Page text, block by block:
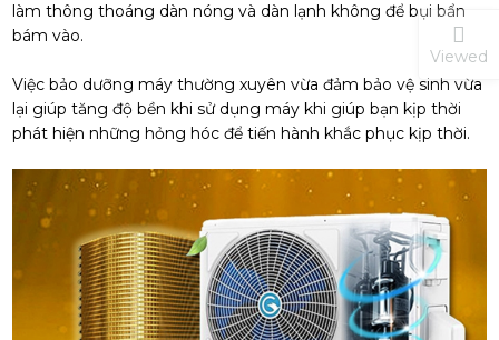
làm thông thoáng dàn nóng và dàn lạnh không để bụi bẩn
bám vào.
Việc bảo dưỡng máy thường xuyên vừa đảm bảo vệ sinh vừa
lại giúp tăng độ bền khi sử dụng máy khi giúp bạn kịp thời
phát hiện những hỏng hóc để tiến hành khắc phục kịp thời.
Viewed